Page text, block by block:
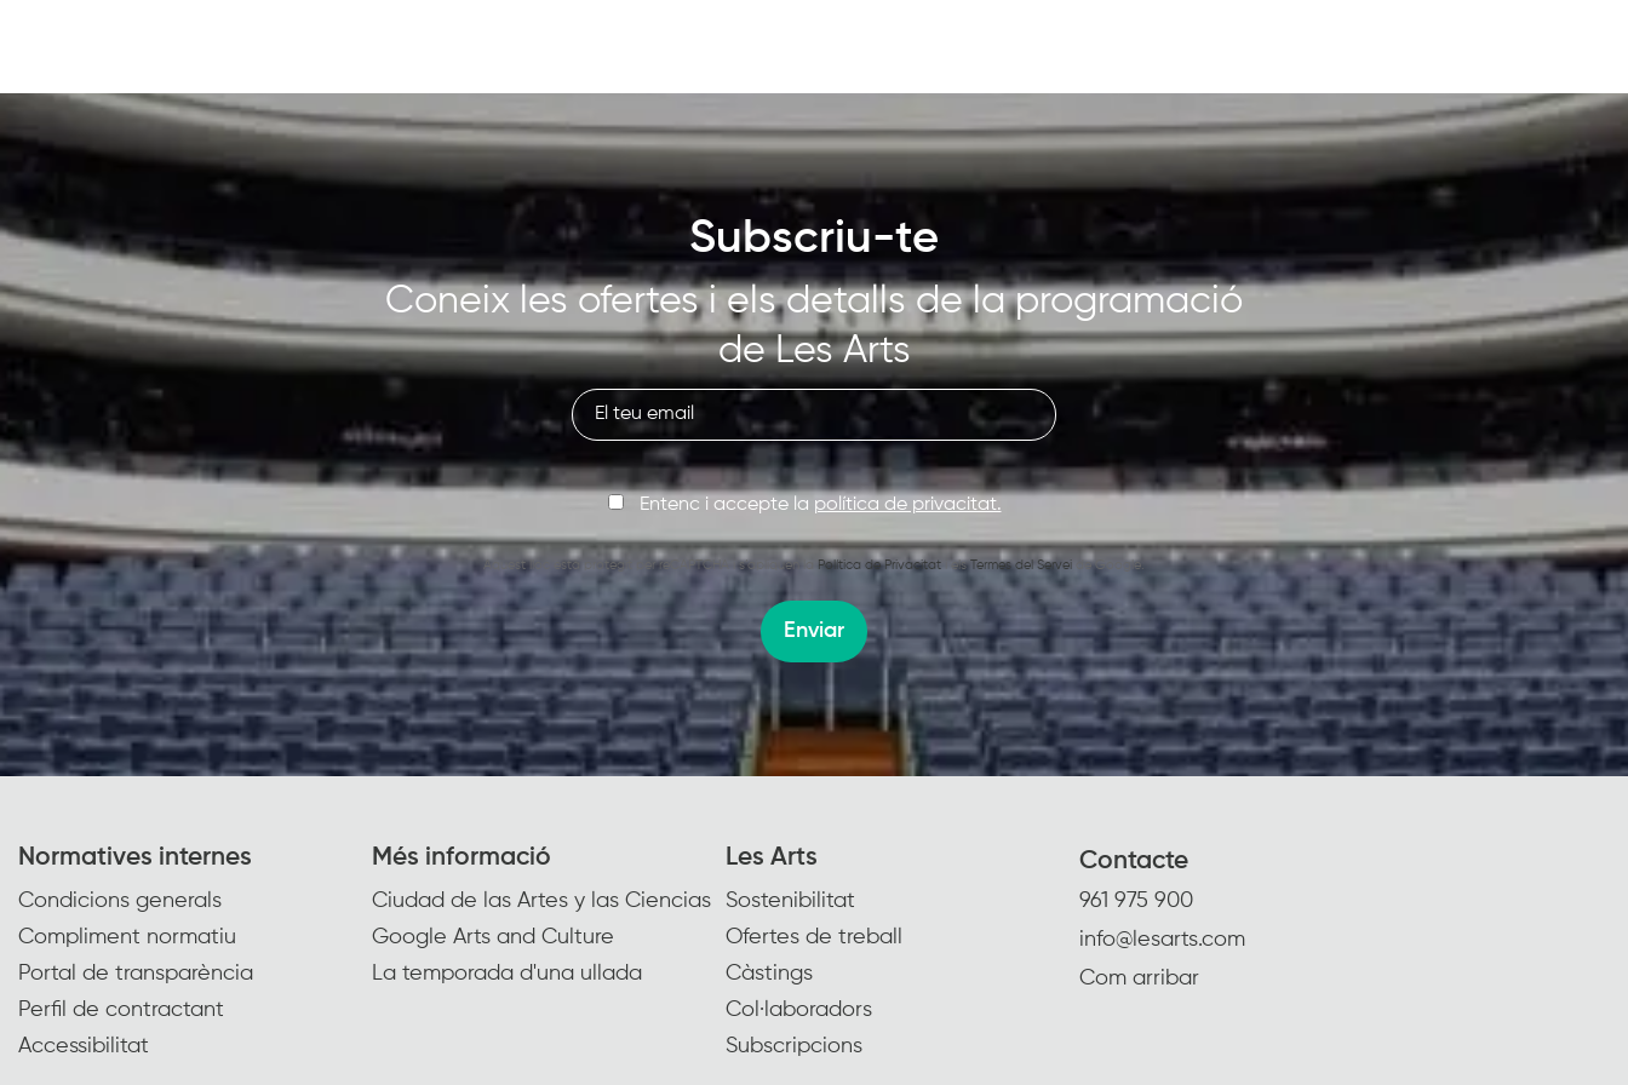
Subscriu-te
Coneix les ofertes i els detalls de la programació
de Les Arts
Entenc i accepte la política de privacitat.
Aquest lloc està protegit per reCAPTCHA i s’apliquen la Política de Privacitat i elsTermes del Servei de Google.
Enviar
Normatives internes
Condicions generals
Compliment normatiu
Portal de transparència
Perfil de contractant
Accessibilitat
Més informació
Ciudad de las Artes y las Ciencias
Google Arts and Culture
La temporada d'una ullada
Les Arts
Sostenibilitat
Ofertes de treball
Càstings
Col·laboradors
Subscripcions
Contacte
961 975 900
info@lesarts.com
Com arribar